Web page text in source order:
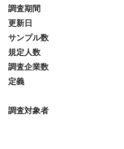
調査期間
更新日
サンプル数
規定人数
調査企業数
定義
調査対象者